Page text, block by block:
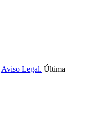
Aviso Legal. Última